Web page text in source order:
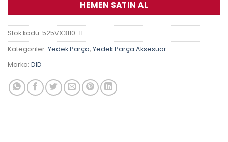
HEMEN SATIN AL
Stok kodu: 525VX3110-11
Kategoriler: Yedek Parça, Yedek Parça Aksesuar
Marka: DID